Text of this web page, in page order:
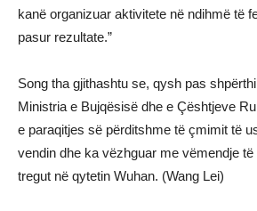
kanë organizuar aktivitete në ndihmë të
pasur rezultate.”
Song tha gjithashtu se, qysh pas
Ministria e Bujqësisë dhe e Çështjeve
e paraqitjes së përditshme të çmimit të
vendin dhe ka vëzhguar me vëmendje të
tregut në qytetin Wuhan. (Wang Lei)